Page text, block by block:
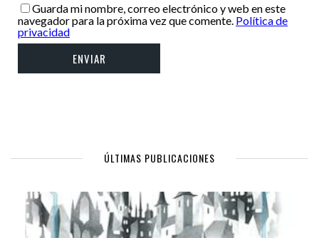
Guarda mi nombre, correo electrónico y web en este
navegador para la próxima vez que comente. Política de
privacidad
ÚLTIMAS PUBLICACIONES